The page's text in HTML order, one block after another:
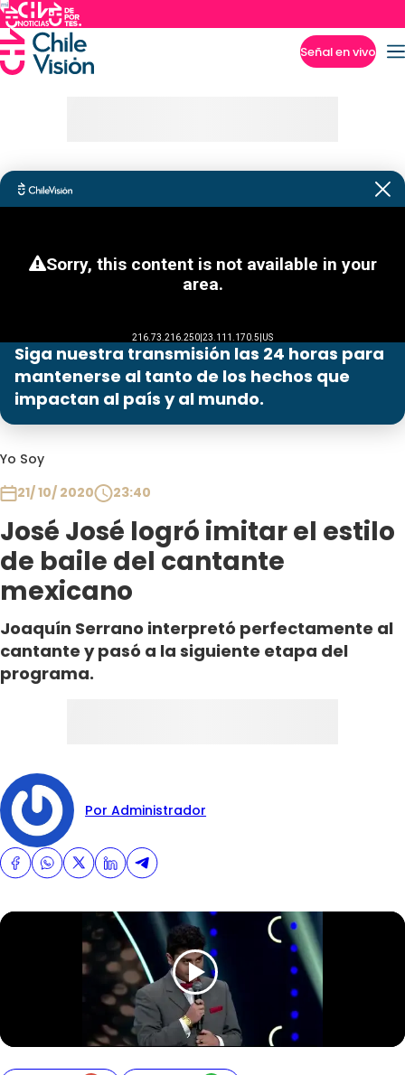
Señal en vivo
Siga nuestra transmisión las 24 horas para
mantenerse al tanto de los hechos que
impactan al país y al mundo.
Yo Soy
21/ 10/ 2020
23:40
José José logró imitar el estilo
de baile del cantante
mexicano
Joaquín Serrano interpretó perfectamente al
cantante y pasó a la siguiente etapa del
programa.
Por Administrador
Programas
Club De La Comedia
Contigo en Directo
Plan Perfecto
El Tiempo
Sabingo
Todos Los Programas